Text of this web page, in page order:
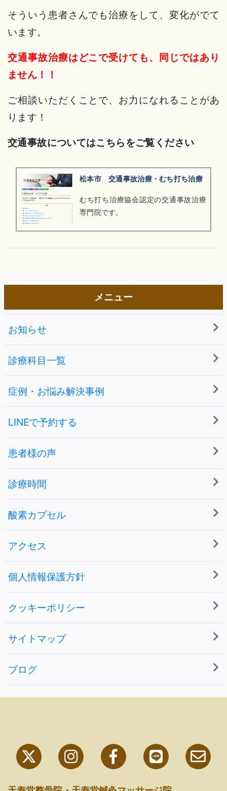
そういう患者さんでも治療をして、変化がでて
います。
交通事故治療はどこで受けても、同じではあり
ません！！
ご相談いただくことで、お力になれることがあ
ります！
交通事故についてはこちらをご覧ください
松本市 交通事故治療・むち打ち治療
むち打ち治療協会認定の交通事故治療
専門院です。
メニュー
お知らせ
診療科目一覧
症例・お悩み解決事例
LINEで予約する
患者様の声
診療時間
酸素カプセル
アクセス
個人情報保護方針
クッキーポリシー
サイトマップ
ブログ